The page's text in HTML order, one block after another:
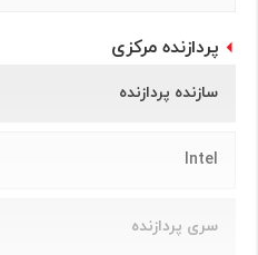
پردازنده مرکزی
سازنده پردازنده
Intel
سری پردازنده